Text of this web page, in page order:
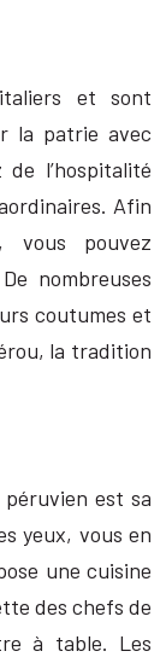
et sont
la patrie avec
l’hospitalité
Afin
vous pouvez
nombreuses
coutumes et
la tradition
est sa
yeux, vous en
une cuisine
des chefs de
à table. Les